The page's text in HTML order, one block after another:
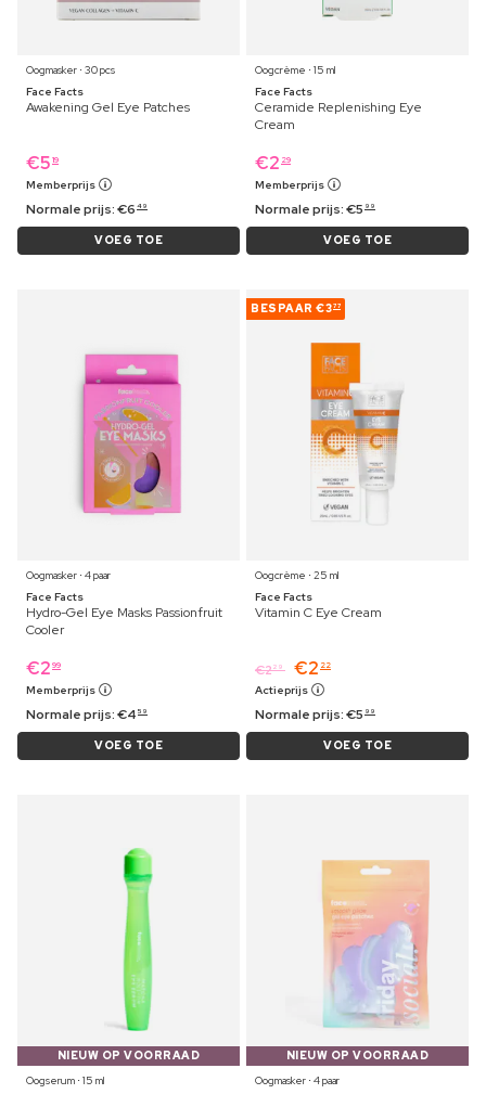
Oogmasker ⋅ 30 pcs
Face Facts
Awakening Gel Eye Patches
€5 19
Memberprijs
Normale prijs:€6 49
VOEG TOE
Oogcrème ⋅ 15 ml
Face Facts
Ceramide Replenishing Eye
Cream
€2 29
Memberprijs
Normale prijs:€5 99
VOEG TOE
Oogmasker ⋅ 4 paar
Face Facts
Hydro-Gel Eye Masks Passionfruit
Cooler
€2 99
Memberprijs
Normale prijs:€4 59
VOEG TOE
BESPAAR €377
Oogcrème ⋅ 25 ml
Face Facts
Vitamin C Eye Cream
€229 €2 22
Actieprijs
Normale prijs:€5 99
VOEG TOE
NIEUW OP VOORRAAD
Oogserum ⋅ 15 ml
NIEUW OP VOORRAAD
Oogmasker ⋅ 4 paar